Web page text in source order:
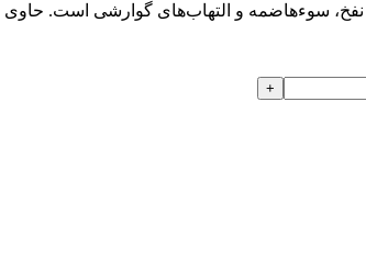
سوءهاضمه و التهاب‌های گوارشی است. حاوی